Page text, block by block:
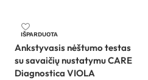
IŠPARDUOTA
Ankstyvasis nėštumo testas
su savaičių nustatymu CARE
Diagnostica VIOLA